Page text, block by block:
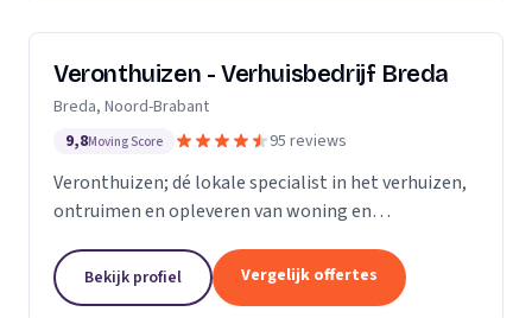
Veronthuizen - Verhuisbedrijf Breda
Breda, Noord-Brabant
9,8Moving Score 95 reviews
Veronthuizen; dé lokale specialist in het verhuizen,
ontruimen en opleveren van woning en
partner. Klanttevredenheid en een zorgeloze service
staat...
Bekijk profiel Vergelijk offertes